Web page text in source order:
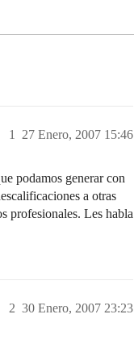
27 Enero, 2007 15:46
1
podamos generar con
a otras
profesionales. Les habla
30 Enero, 2007 23:23
2